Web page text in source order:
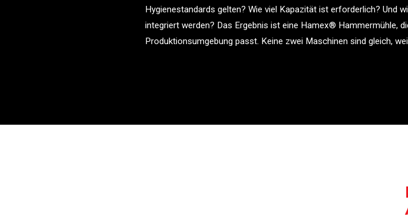
Hygienestandards gelten? Wie viel Kapazität ist erforderlich? Und
integriert werden? Das Ergebnis ist eine Hamex® Hammermühle,
Produktionsumgebung passt. Keine zwei Maschinen sind gleich,